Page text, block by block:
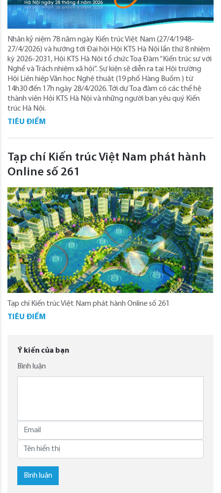
Nhân kỷ niệm 78 năm ngày Kiến trúc Việt Nam (27/4/1948-
27/4/2026) và hướng tới Đại hội Hội KTS Hà Nội lần thứ 8 nhiệm
kỳ 2026-2031, Hội KTS Hà Nội tổ chức Toạ Đàm “Kiến trúc sư với
Nghề và Trách nhiệm xã hội”. Sự kiện sẽ diễn ra tại Hội trường
Hội Liên hiệp Văn học Nghệ thuật (19 phố Hàng Buồm ) từ
14h30 đến 17h ngày 28/4/2026. Tới dự Toạ đàm có các thế hệ
thành viên Hội KTS Hà Nội và những người bạn yêu quý Kiến
trúc Hà Nội.
TIÊU ĐIỂM
Tạp chí Kiến trúc Việt Nam phát hành
Online số 261
Tạp chí Kiến trúc Việt Nam phát hành Online số 261
TIÊU ĐIỂM
Ý kiến của bạn
Bình luận
Bình luận